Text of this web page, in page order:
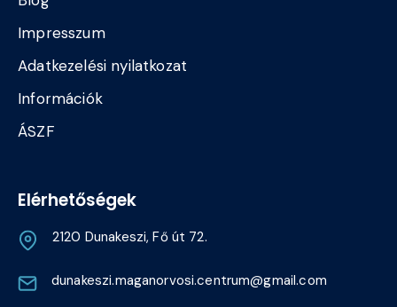
Impresszum
Adatkezelési nyilatkozat
Információk
ÁSZF
Elérhetőségek
2120 Dunakeszi, Fő út 72.
dunakeszi.maganorvosi.centrum@gmail.com